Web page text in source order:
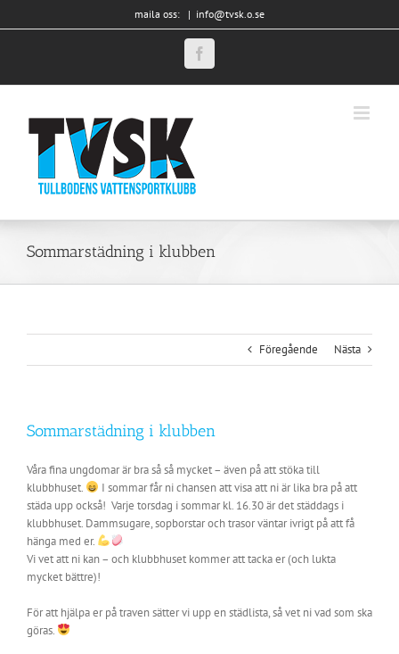
till
maila oss: | info@tvsk.o.se
Facebook
Sommarstädning i klubben
Föregående Nästa
Sommarstädning i klubben
Våra fina ungdomar är bra så så mycket – även på att stöka till
klubbhuset.
I sommar får ni chansen att visa att ni är lika bra på att
städa upp också! Varje torsdag i sommar kl. 16.30 är det städdags i
klubbhuset. Dammsugare, sopborstar och trasor väntar ivrigt på att få
hänga med er.
Vi vet att ni kan – och klubbhuset kommer att tacka er (och lukta
mycket bättre)!
För att hjälpa er på traven sätter vi upp en städlista, så vet ni vad som ska
göras.